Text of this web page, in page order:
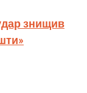
знищив